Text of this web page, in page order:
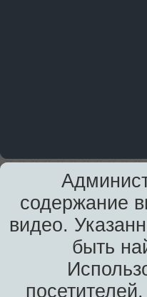
содержание
видео.
быть